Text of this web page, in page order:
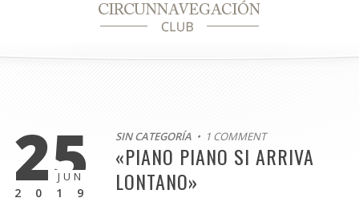
25
JUN
2019
SIN CATEGORÍA• 1 COMMENT
«PIANO PIANO SI ARRIVA
LONTANO»